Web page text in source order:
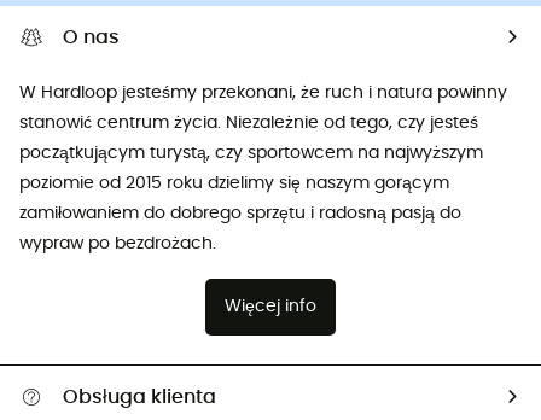
O nas
W Hardloop jesteśmy przekonani, że ruch i natura powinny
stanowić centrum życia. Niezależnie od tego, czy jesteś
początkującym turystą, czy sportowcem na najwyższym
poziomie od 2015 roku dzielimy się naszym gorącym
zamiłowaniem do dobrego sprzętu i radosną pasją do
wypraw po bezdrożach.
Więcej info
Obsługa klienta